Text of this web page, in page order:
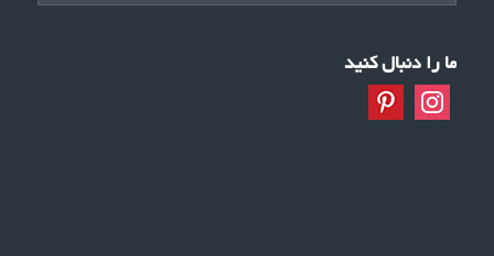
ما را دنبال کنید